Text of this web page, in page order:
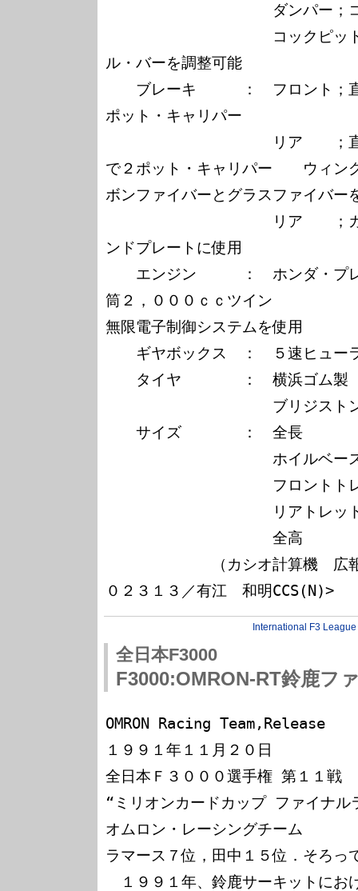
ダンパー；コニ
コックピットより前
ル・バーを調整可能
ブレーキ　　　：　フロント；
ポット・キャリパー
リア　　；直径１０
で２ポット・キャリパー　　ウィン
ボンファイバーとグラスファイバー
リア　　；カーボン
ンドプレートに使用
エンジン　　　：　ホンダ・プ
筒２，０００ｃｃツイン　　　　　
無限電子制御システムを使用
ギヤボックス　：　５速ヒュー
タイヤ　　　　：　横浜ゴム製
ブリジストン製（富
サイズ　　　　：　全長　　　
ホイルベース　　；
フロントトレッド；
リアトレッド　　；
全高　　　　　　；
（カシオ計算機　広報室Ｎ
International F3 League
全日本F3000
F3000:OMRON-RT鈴鹿フ
OMRON Racing Team,Release
１９９１年１１月２０日
全日本Ｆ３０００選手権 第１１戦
“ミリオンカードカップ ファイナ
オムロン・レーシングチーム
ラマース７位，田中１５位．そろっ
１９９１年、鈴鹿サーキットにお